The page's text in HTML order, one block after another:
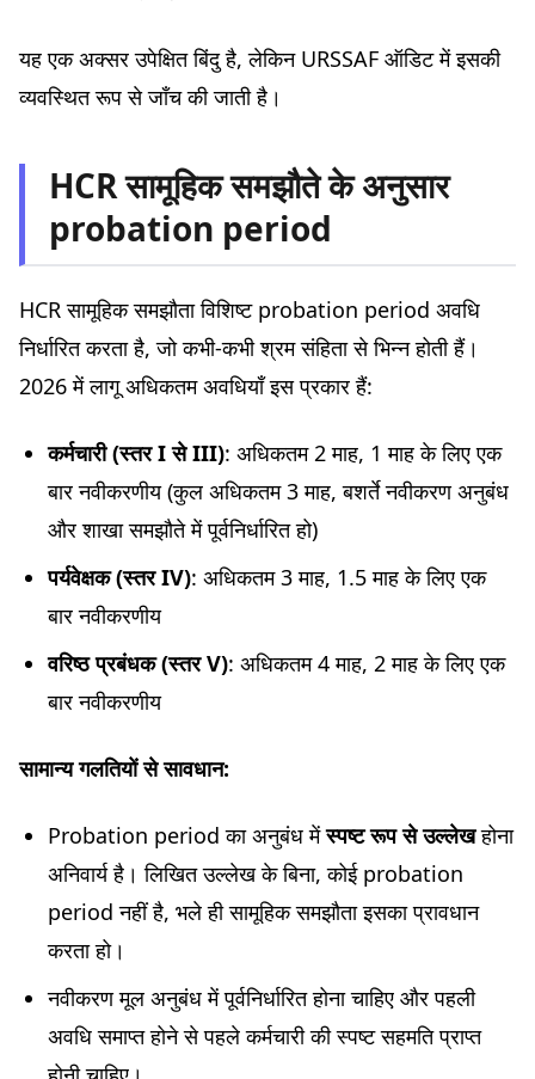
यह एक अक्सर उपेक्षित बिंदु है, लेकिन URSSAF ऑडिट में इसकी
व्यवस्थित रूप से जाँच की जाती है।
HCR सामूहिक समझौते के अनुसार
probation period
HCR सामूहिक समझौता विशिष्ट probation period अवधि
निर्धारित करता है, जो कभी-कभी श्रम संहिता से भिन्न होती हैं।
2026 में लागू अधिकतम अवधियाँ इस प्रकार हैं:
कर्मचारी (स्तर I से III): अधिकतम 2 माह, 1 माह के लिए एक
बार नवीकरणीय (कुल अधिकतम 3 माह, बशर्ते नवीकरण अनुबंध
और शाखा समझौते में पूर्वनिर्धारित हो)
पर्यवेक्षक (स्तर IV): अधिकतम 3 माह, 1.5 माह के लिए एक
बार नवीकरणीय
वरिष्ठ प्रबंधक (स्तर V): अधिकतम 4 माह, 2 माह के लिए एक
बार नवीकरणीय
सामान्य गलतियों से सावधान:
Probation period का अनुबंध मेंस्पष्ट रूप से उल्लेखहोना
अनिवार्य है। लिखित उल्लेख के बिना, कोई probation
period नहीं है, भले ही सामूहिक समझौता इसका प्रावधान
करता हो।
नवीकरण मूल अनुबंध में पूर्वनिर्धारित होना चाहिए और पहली
अवधि समाप्त होने से पहले कर्मचारी की स्पष्ट सहमति प्राप्त